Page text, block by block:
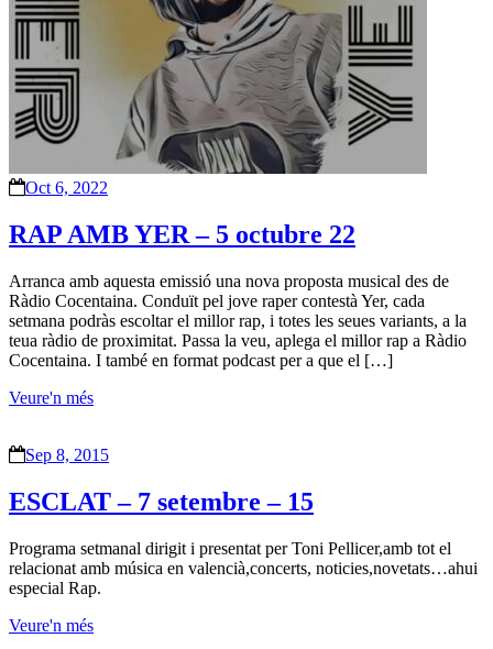
Oct 6, 2022
RAP AMB YER – 5 octubre 22
Arranca amb aquesta emissió una nova proposta musical des de
Ràdio Cocentaina. Conduït pel jove raper contestà Yer, cada
setmana podràs escoltar el millor rap, i totes les seues variants, a la
teua ràdio de proximitat. Passa la veu, aplega el millor rap a Ràdio
Cocentaina. I també en format podcast per a que el […]
Veure'n més
Sep 8, 2015
ESCLAT – 7 setembre – 15
Programa setmanal dirigit i presentat per Toni Pellicer,amb tot el
relacionat amb música en valencià,concerts, noticies,novetats…ahui
especial Rap.
Veure'n més